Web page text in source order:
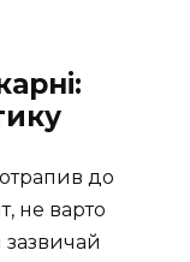
до
не варто